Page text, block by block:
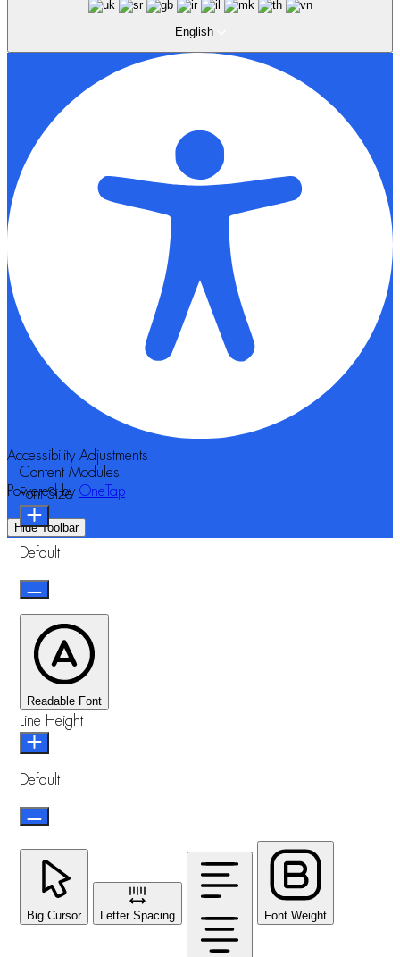
English
Accessibility Adjustments
Powered by OneTap
Hide Toolbar
Content Modules
Font Size
Default
Readable Font
Line Height
Default
Big Cursor Letter Spacing Font Weight